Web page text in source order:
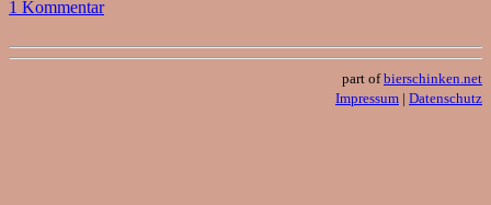
1 Kommentar
part ofbierschinken.net
Impressum | Datenschutz